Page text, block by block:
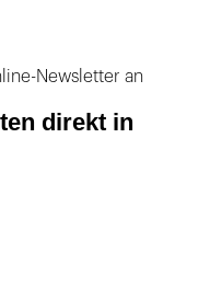
Newsletter an
direkt in